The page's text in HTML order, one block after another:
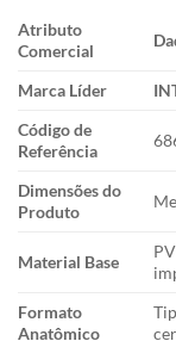
Atributo
Comercial
Marca Líder
Código de
Referência
Dimensões do
Produto
Material Base
Formato
Anatômico